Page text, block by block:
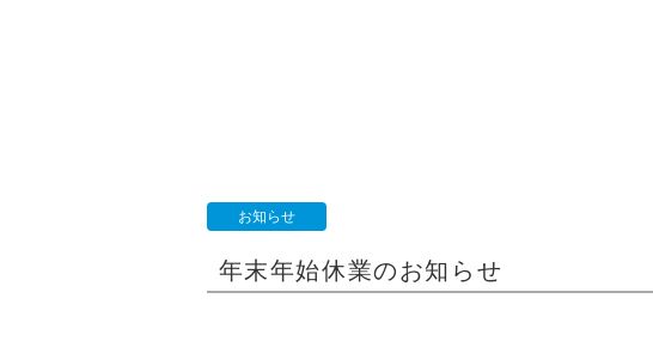
お知らせ
年末年始休業のお知らせ